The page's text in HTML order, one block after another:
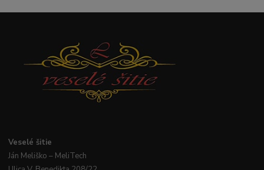
Veselé šitie
Ján Meliško – MeliTech